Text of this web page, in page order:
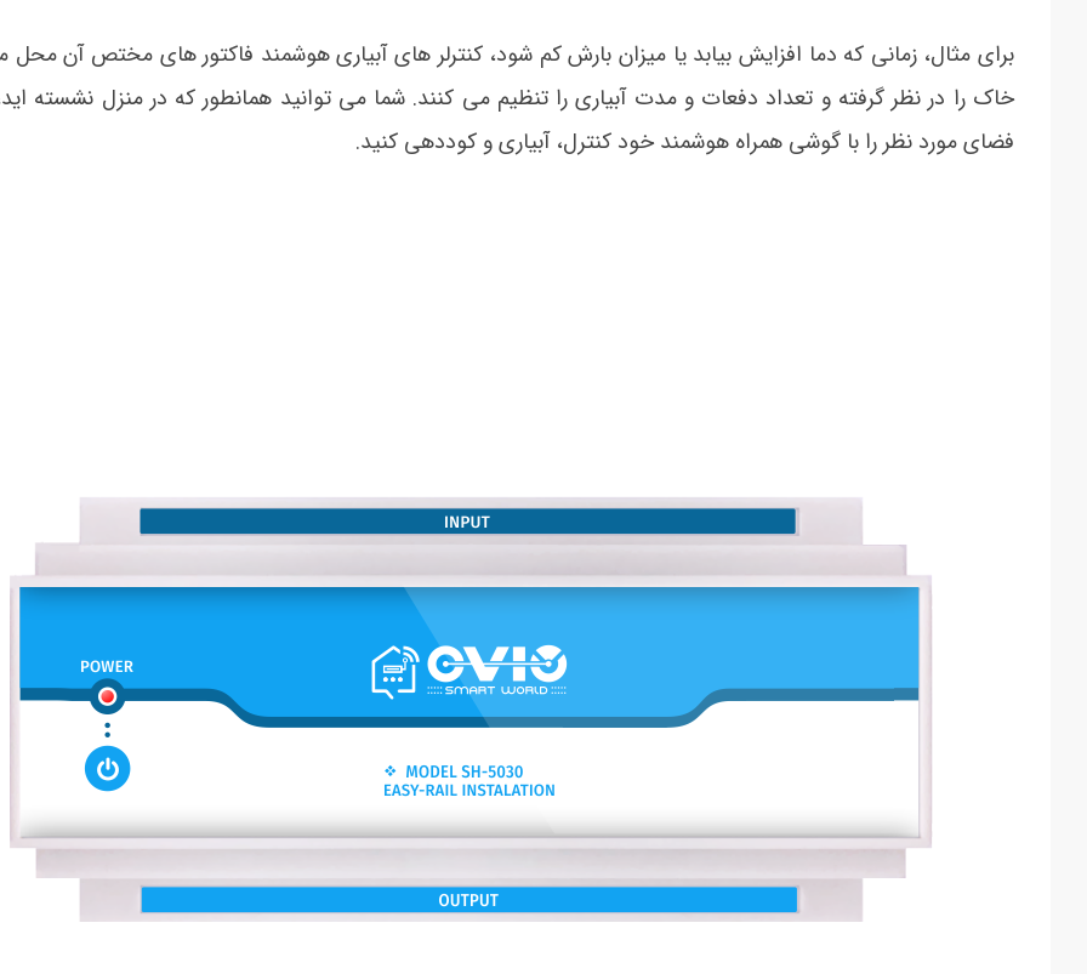
برای مثال، زمانی که دما افزایش بیابد یا میزان بارش کم شود، کنترلر های آبیاری هوشمند فاکتور های مختص آن محل
خاک را در نظر گرفته و تعداد دفعات و مدت آبیاری را تنظیم می کنند. شما می توانید همانطور که در منزل نشسته
فضای مورد نظر را با گوشی همراه هوشمند خود کنترل، آبیاری و کوددهی کنید.